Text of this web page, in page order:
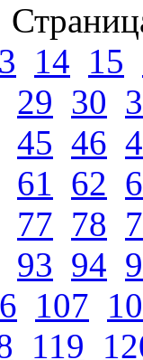
14 15
29 30
45 46
61 62
77 78
93 94
107
119